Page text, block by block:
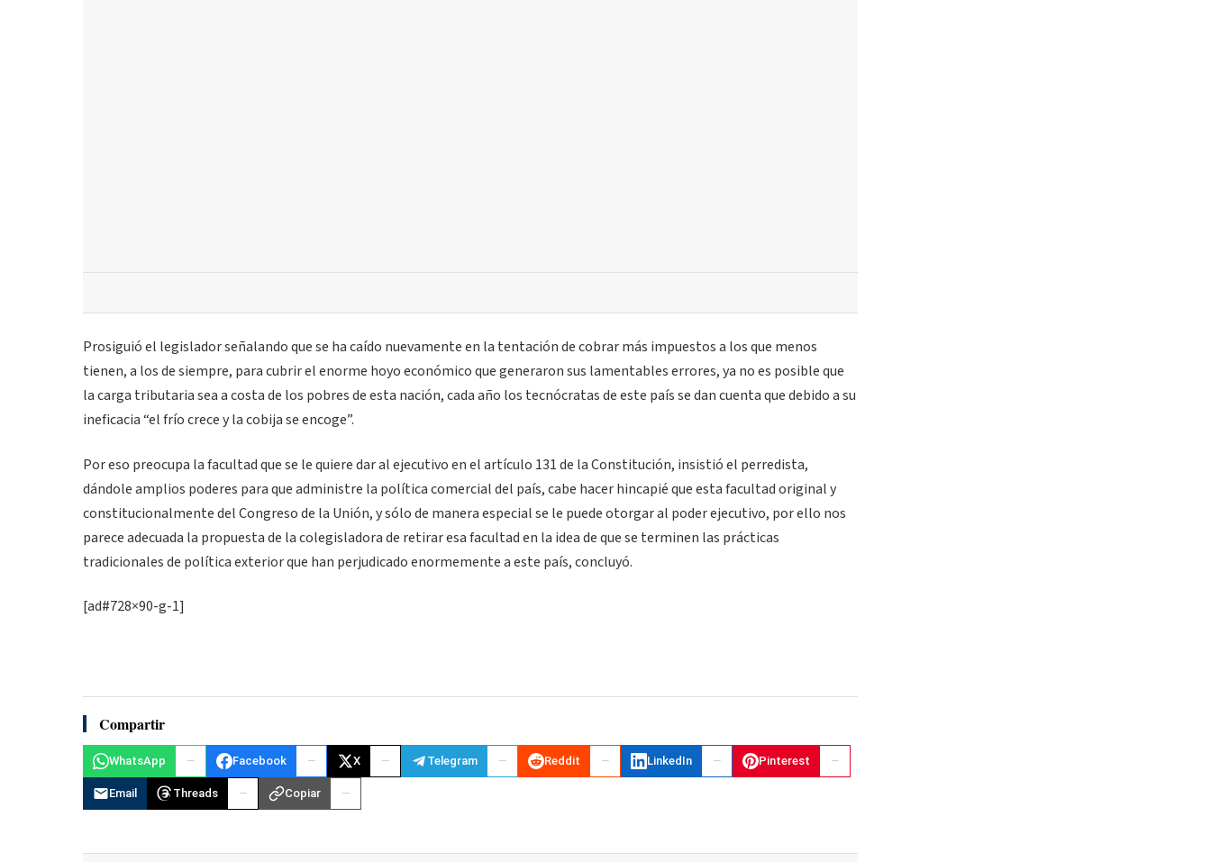
Prosiguió el legislador señalando que se ha caído nuevamente en la tentación de cobrar más impuestos a los que menos
tienen, a los de siempre, para cubrir el enorme hoyo económico que generaron sus lamentables errores, ya no es posible que
la carga tributaria sea a costa de los pobres de esta nación, cada año los tecnócratas de este país se dan cuenta que debido a su
ineficacia “el frío crece y la cobija se encoge”.
Por eso preocupa la facultad que se le quiere dar al ejecutivo en el artículo 131 de la Constitución, insistió el perredista,
dándole amplios poderes para que administre la política comercial del país, cabe hacer hincapié que esta facultad original y
constitucionalmente del Congreso de la Unión, y sólo de manera especial se le puede otorgar al poder ejecutivo, por ello nos
parece adecuada la propuesta de la colegisladora de retirar esa facultad en la idea de que se terminen las prácticas
tradicionales de política exterior que han perjudicado enormemente a este país, concluyó.
[ad#728×90-g-1]
Compartir
WhatsApp Facebook X Telegram Reddit LinkedIn Pinterest
Email Threads Copiar